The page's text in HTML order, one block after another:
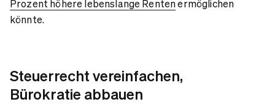
Prozent höhere lebenslange Rentenermöglichen
könnte.
Steuerrecht vereinfachen,
Bürokratie abbauen